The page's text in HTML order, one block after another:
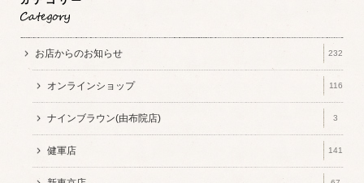
お店からのお知らせ 232
オンラインショップ 116
ナインブラウン(由布院店) 3
健軍店 141